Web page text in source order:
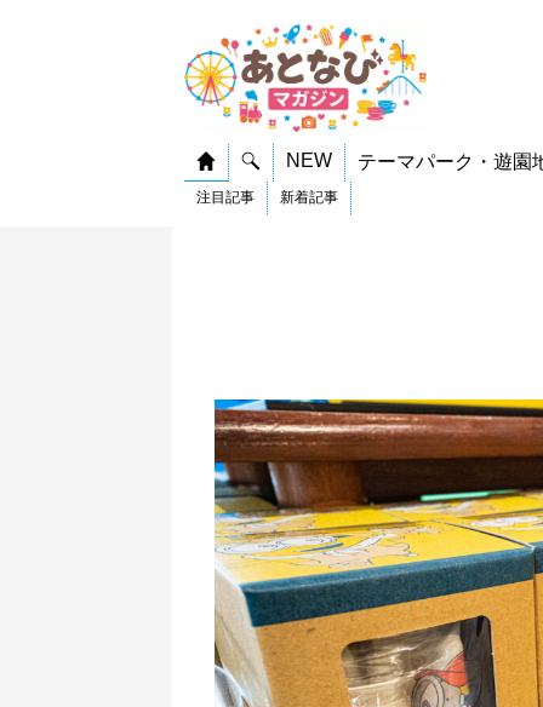
NEW テーマパーク・遊園
注目記事 新着記事